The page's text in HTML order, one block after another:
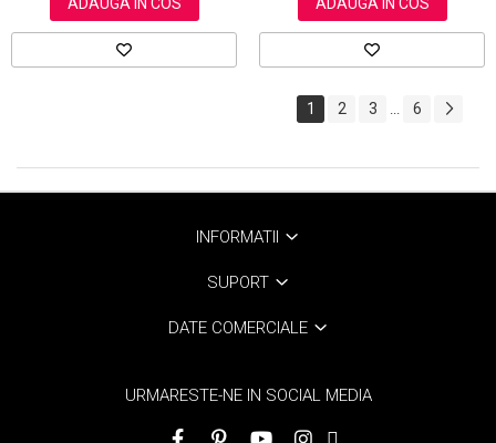
1 2 3 6
INFORMATII
SUPORT
DATE COMERCIALE
URMARESTE-NE IN SOCIAL MEDIA